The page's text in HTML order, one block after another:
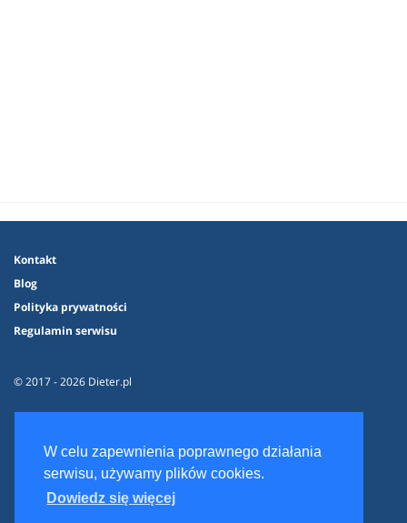
W celu zapewnienia poprawnego działania
serwisu, używamy plików cookies.
Dowiedz się więcej
Kontakt
Blog
Polityka prywatności
Regulamin serwisu
© 2017 - 2026 Dieter.pl